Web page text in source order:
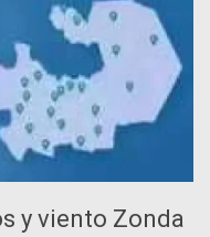
y viento Zonda